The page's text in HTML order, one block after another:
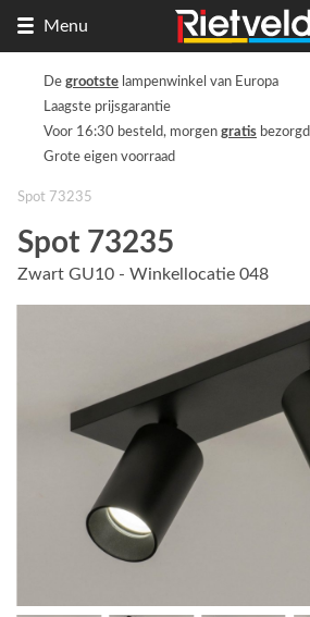
Menu
De grootste lampenwinkel van Europa
Laagste prijsgarantie
Voor 16:30 besteld, morgen gratis bezorgd
Grote eigen voorraad
Spot 73235
Spot 73235
Zwart GU10 - Winkellocatie 048